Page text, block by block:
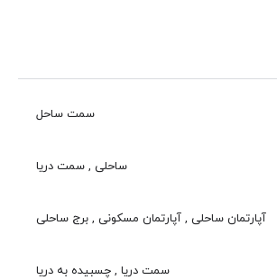
سمت ساحل
ساحلی , سمت دریا
آپارتمان ساحلی , آپارتمان مسکونی , برج ساحلی
سمت دریا , چسبیده به دریا